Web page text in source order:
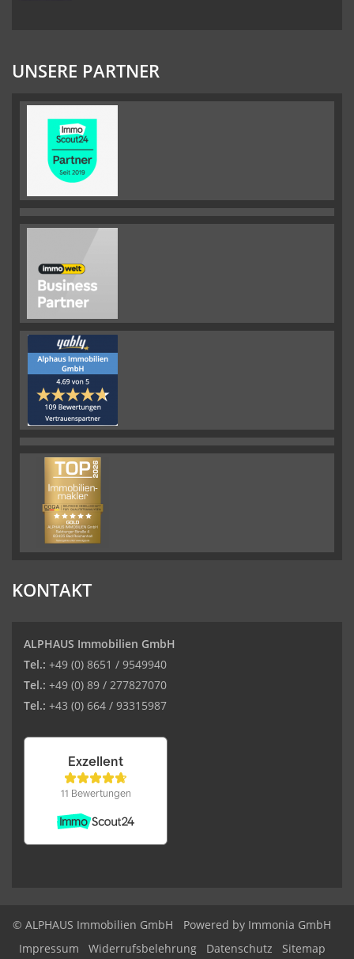
UNSERE PARTNER
KONTAKT
ALPHAUS Immobilien GmbH
Tel.: +49 (0) 8651 / 9549940
Tel.: +49 (0) 89 / 277827070
Tel.: +43 (0) 664 / 93315987
© ALPHAUS Immobilien GmbH
Powered by Immonia GmbH
Impressum
Widerrufsbelehrung Datenschutz Sitemap